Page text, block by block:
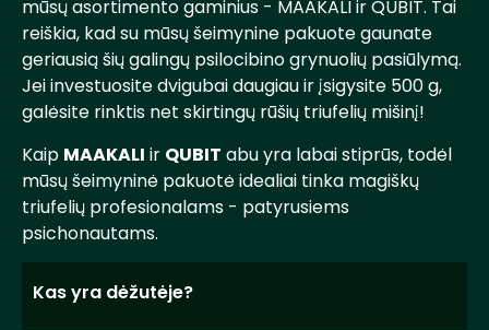
mūsų asortimento gaminius - MAAKALI ir QUBIT. Tai
reiškia, kad su mūsų šeimynine pakuote gaunate
geriausią šių galingų psilocibino grynuolių pasiūlymą.
Jei investuosite dvigubai daugiau ir įsigysite 500 g,
galėsite rinktis net skirtingų rūšių triufelių mišinį!
Kaip MAAKALI ir QUBIT abu yra labai stiprūs, todėl
mūsų šeimyninė pakuotė idealiai tinka magiškų
triufelių profesionalams - patyrusiems
psichonautams.
Kas yra dėžutėje?